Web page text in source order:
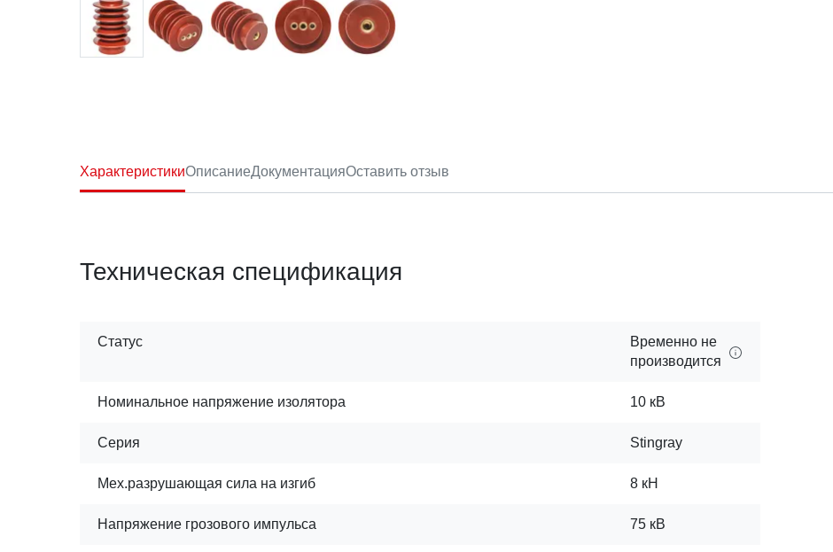
ХарактеристикиОписаниеДокументацияОставить отзыв
Техническая спецификация
Статус
Временно не
производится
Номинальное напряжение изолятора 10 кВ
Серия Stingray
Мех.разрушающая сила на изгиб 8 кН
Напряжение грозового импульса 75 кВ